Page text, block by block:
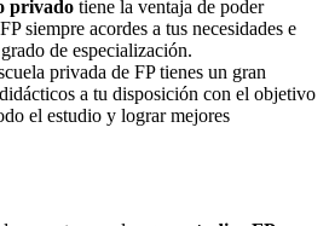
privado tiene la ventaja de poder
siempre acordes a tus necesidades e
de especialización.
privada de FP tienes un gran
a tu disposición con el objetivo
el estudio y lograr mejores